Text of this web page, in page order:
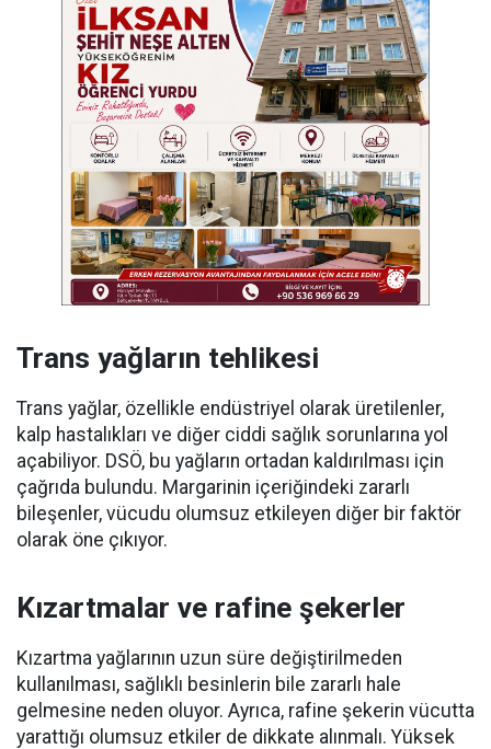
Trans yağların tehlikesi
Trans yağlar, özellikle endüstriyel olarak üretilenler,
kalp hastalıkları ve diğer ciddi sağlık sorunlarına yol
açabiliyor. DSÖ, bu yağların ortadan kaldırılması için
çağrıda bulundu. Margarinin içeriğindeki zararlı
bileşenler, vücudu olumsuz etkileyen diğer bir faktör
olarak öne çıkıyor.
Kızartmalar ve rafine şekerler
Kızartma yağlarının uzun süre değiştirilmeden
kullanılması, sağlıklı besinlerin bile zararlı hale
gelmesine neden oluyor. Ayrıca, rafine şekerin vücutta
yarattığı olumsuz etkiler de dikkate alınmalı. Yüksek